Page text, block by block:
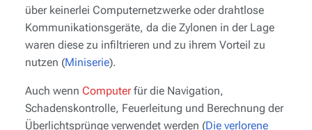
über keinerlei Computernetzwerke oder drahtlose
Kommunikationsgeräte, da die Zylonen in der Lage
waren diese zu infiltrieren und zu ihrem Vorteil zu
nutzen (Miniserie).
Auch wenn Computerfür die Navigation,
Schadenskontrolle, Feuerleitung und Berechnung der
Überlichtsprünge verwendet werden (Die verlorene